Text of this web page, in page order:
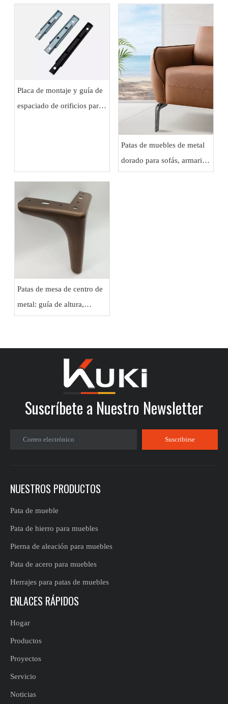
Placa de montaje y guía de
espaciado de orificios para
Patas de muebles de metal
dorado para sofás, armarios
Patas de mesa de centro de
metal: guía de altura,
Suscríbete a Nuestro Newsletter
Correo electrónico Suscribirse
NUESTROS PRODUCTOS
Pata de mueble
Pata de hierro para muebles
Pierna de aleación para muebles
Pata de acero para muebles
Herrajes para patas de muebles
ENLACES RÁPIDOS
Hogar
Productos
Proyectos
Servicio
Noticias